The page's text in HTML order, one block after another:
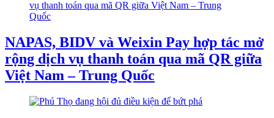
NAPAS, BIDV và Weixin Pay hợp tác mở
rộng dịch vụ thanh toán qua mã QR giữa
Việt Nam – Trung Quốc